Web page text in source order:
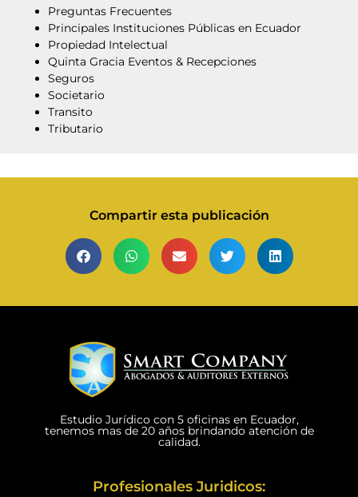
Preguntas Frecuentes
Principales Instituciones Públicas en Ecuador
Propiedad Intelectual
Quinta Gracia Eventos & Recepciones
Seguros
Societario
Transito
Tributario
Compartir esta publicación
Estudio Jurídico con 5 oficinas en Ecuador,
tenemos mas de 20 años brindando atención de
calidad.
Profesionales Juridicos: